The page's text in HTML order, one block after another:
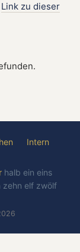
Link zu dieser
Intern
halb ein eins
zehn elf zwölf